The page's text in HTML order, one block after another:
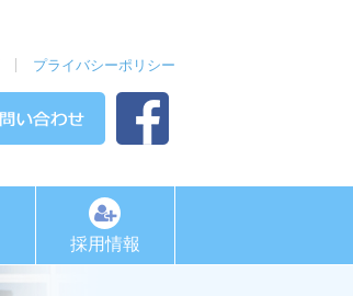
プライバシーポリシー
採用情報